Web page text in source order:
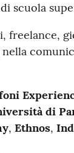
scuola
di
, Ethnos,